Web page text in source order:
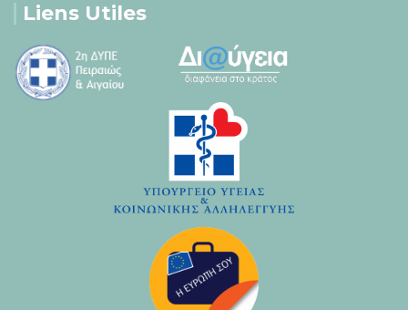
Liens Utiles